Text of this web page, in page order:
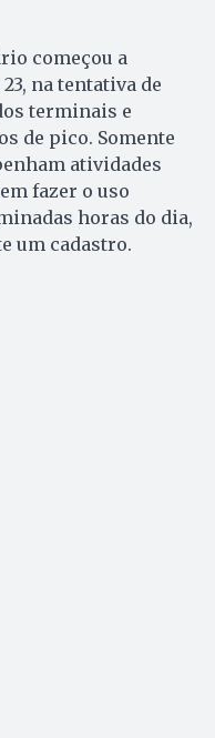
começou a
na tentativa de
terminais e
de pico. Somente
atividades
fazer o uso
horas do dia,
um cadastro.